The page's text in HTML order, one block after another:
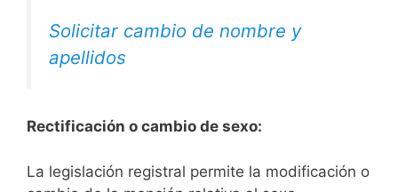
Solicitar cambio de nombre y
apellidos
Rectificación o cambio de sexo:
La legislación registral permite la modificación o